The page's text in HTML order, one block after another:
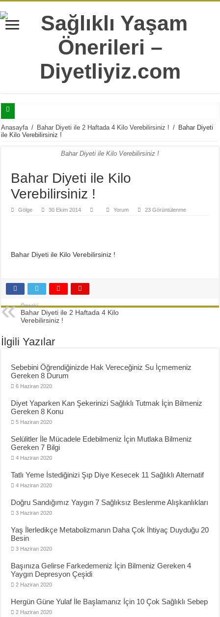
Selülitler İle Mücadele Edebilmeniz İçin Mutlaka Bilmeniz Gereken 7 Bilgi
Doğru Sandığımız Yaygın 7 Sağlıksız Beslenme Alışkanlıkları
Yaş İlerledikçe Metabolizmanın Daha Çok İhtiyaç Duyduğu 20 Besin
Hergün Güne Yulaf İle Başlamanız İçin 10 Çok Sağlıklı Sebep
Yulaflı Diyet Mozaik Pasta Tarifi
Anasayfa / Bahar Diyeti ile 2 Haftada 4 Kilo Verebilirsiniz ! / Bahar Diyeti
ile Kilo Verebilirsiniz !
Bahar Diyeti ile Kilo Verebilirsiniz !
Bahar Diyeti ile Kilo
Verebilirsiniz !
Gölge 30 Ekim 2014 Yorum 23 Görüntülenme
Bahar Diyeti ile Kilo Verebilirsiniz !
Önceki
Bahar Diyeti ile 2 Haftada 4 Kilo
Verebilirsiniz !
İlgili Yazılar
Sebebini Öğrendiğinizde Hak Vereceğiniz Su İçmemeniz
Gereken 8 Durum
6 Haziran 2020
Diyet Yaparken Kan Şekerinizi Sağlıklı Tutmak İçin Bilmeniz
Gereken 8 Konu
5 Haziran 2020
Selülitler İle Mücadele Edebilmeniz İçin Mutlaka Bilmeniz
Gereken 7 Bilgi
4 Haziran 2020
Tatlı Yeme İstediğinizi Şıp Diye Kesecek 11 Sağlıklı Alternatif
4 Haziran 2020
Doğru Sandığımız Yaygın 7 Sağlıksız Beslenme Alışkanlıkları
3 Haziran 2020
Yaş İlerledikçe Metabolizmanın Daha Çok İhtiyaç Duyduğu 20
Besin
3 Haziran 2020
Başınıza Gelirse Farkedemeniz İçin Bilmeniz Gereken 4
Yaygın Depresyon Çeşidi
2 Haziran 2020
Hergün Güne Yulaf İle Başlamanız İçin 10 Çok Sağlıklı Sebep
2 Haziran 2020